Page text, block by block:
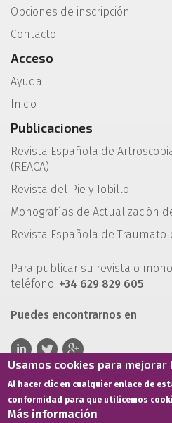
Opciones de inscripción
Contacto
Acceso
Ayuda
Inicio
Publicaciones
Revista Española de
(REACA)
Revista del Pie y Tobillo
Monografías de Actualización
Revista Española de
Para publicar su revista o
teléfono: +34 629 829 605
Puedes encontrarnos en
Usamos cookies para mejorar
Al hacer clic en cualquier enlace de
conformidad para que utilicemos
Más información